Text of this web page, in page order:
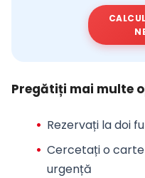
Pregătiți mai multe
Rezervați la doi
Cercetați o
urgență